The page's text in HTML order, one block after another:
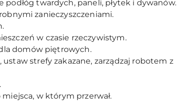
podłóg twardych, paneli, płytek i dywanów.
zanieczyszczeniami.
w czasie rzeczywistym.
domów piętrowych.
strefy zakazane, zarządzaj robotem z
miejsca, w którym przerwał.